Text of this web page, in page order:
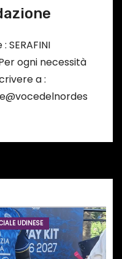
SERAFINI
ogni necessità
a :
UDINESE